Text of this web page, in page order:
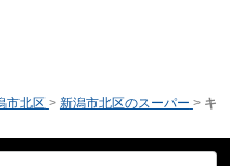
市北区 > 新潟市北区のスーパー > キ